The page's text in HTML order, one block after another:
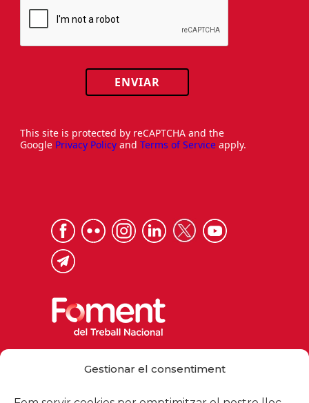
Gestionar el consentiment
ENVIAR
This site is protected by reCAPTCHA and the
Google Privacy Policy and Terms of Service apply.
foment@foment.com